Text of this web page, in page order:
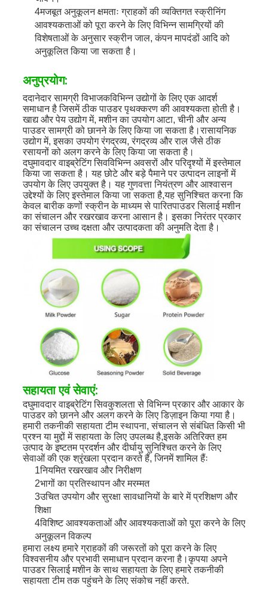
4मजबूत अनुकूलन क्षमताः ग्राहकों की व्यक्तिगत स्क्रीनिंग
आवश्यकताओं को पूरा करने के लिए विभिन्न सामग्रियों की
विशेषताओं के अनुसार स्क्रीन जाल, कंपन मापदंडों आदि को
अनुकूलित किया जा सकता है।
अनुप्रयोग:
ददानेदार सामग्री विभाजकविभिन्न उद्योगों के लिए एक आदर्श
समाधान है जिसमें ठीक पाउडर पृथक्करण की आवश्यकता होती है।
खाद्य और पेय उद्योग में, मशीन का उपयोग आटा, चीनी और अन्य
पाउडर सामग्री को छानने के लिए किया जा सकता है।रासायनिक
उद्योग में, इसका उपयोग रंगद्रव्य, रंगद्रव्य और राल जैसे ठीक
रसायनों को अलग करने के लिए किया जा सकता है।
दघुमावदार वाइब्रेटिंग सिवविभिन्न अवसरों और परिदृश्यों में इस्तेमाल
किया जा सकता है। यह छोटे और बड़े पैमाने पर उत्पादन लाइनों में
उपयोग के लिए उपयुक्त है। यह गुणवत्ता नियंत्रण और आश्वासन
उद्देश्यों के लिए इस्तेमाल किया जा सकता है,यह सुनिश्चित करना कि
केवल बारीक कणों स्क्रीन के माध्यम से पारितपाउडर सिलाई मशीन
का संचालन और रखरखाव करना आसान है। इसका निरंतर प्रकार
का संचालन उच्च दक्षता और उत्पादकता की अनुमति देता है।
सहायता एवं सेवाएं:
दघुमावदार वाइब्रेटिंग सिवकुशलता से विभिन्न प्रकार और आकार के
पाउडर को छानने और अलग करने के लिए डिज़ाइन किया गया है।
हमारी तकनीकी सहायता टीम स्थापना, संचालन से संबंधित किसी भी
प्रश्न या मुद्दों में सहायता के लिए उपलब्ध है,इसके अतिरिक्त हम
उत्पाद के इष्टतम प्रदर्शन और दीर्घायु सुनिश्चित करने के लिए
सेवाओं की एक श्रृंखला प्रदान करते हैं, जिनमें शामिल हैंः
1नियमित रखरखाव और निरीक्षण
2भागों का प्रतिस्थापन और मरम्मत
3उचित उपयोग और सुरक्षा सावधानियों के बारे में प्रशिक्षण और
शिक्षा
4विशिष्ट आवश्यकताओं और आवश्यकताओं को पूरा करने के लिए
अनुकूलन विकल्प
हमारा लक्ष्य हमारे ग्राहकों की जरूरतों को पूरा करने के लिए
विश्वसनीय और प्रभावी समाधान प्रदान करना है।कृपया अपने
पाउडर सिलाई मशीन के साथ सहायता के लिए हमारे तकनीकी
सहायता टीम तक पहुंचने के लिए संकोच नहीं करते.